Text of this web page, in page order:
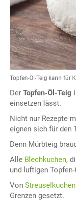
Topfen-Öl-Teig kann für
Der Topfen-Öl-Teig
einsetzen lässt.
Nicht nur Rezepte
eignen sich für den
Denn Mürbteig
Alle Blechkuchen,
und luftigen Topfen-
Von Streuselkuchen
Grenzen gesetzt.